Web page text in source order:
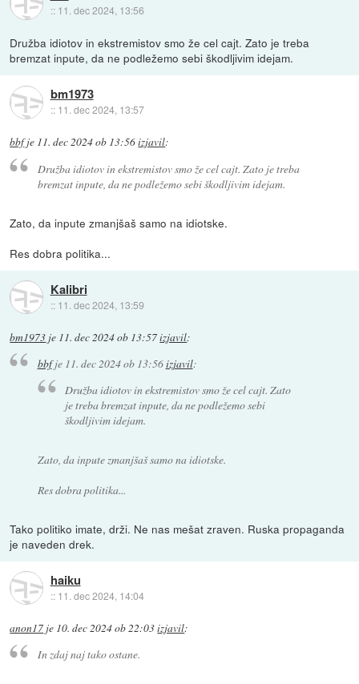
:: 11. dec 2024, 13:56
Družba idiotov in ekstremistov smo že cel cajt. Zato je treba
bremzat inpute, da ne podležemo sebi škodljivim idejam.
bm1973
:: 11. dec 2024, 13:57
bbfje 11. dec 2024 ob 13:56izjavil:
Družba idiotov in ekstremistov smo že cel cajt. Zato je treba
bremzat inpute, da ne podležemo sebi škodljivim idejam.
Zato, da inpute zmanjšaš samo na idiotske.
Res dobra politika...
Kalibri
:: 11. dec 2024, 13:59
bm1973 je 11. dec 2024 ob 13:57izjavil:
bbfje 11. dec 2024 ob 13:56izjavil:
Družba idiotov in ekstremistov smo že cel cajt. Zato
je treba bremzat inpute, da ne podležemo sebi
škodljivim idejam.
Zato, da inpute zmanjšaš samo na idiotske.
Res dobra politika...
Tako politiko imate, drži. Ne nas mešat zraven. Ruska propaganda
je naveden drek.
haiku
:: 11. dec 2024, 14:04
anon17 je 10. dec 2024 ob 22:03izjavil:
In zdaj naj tako ostane.